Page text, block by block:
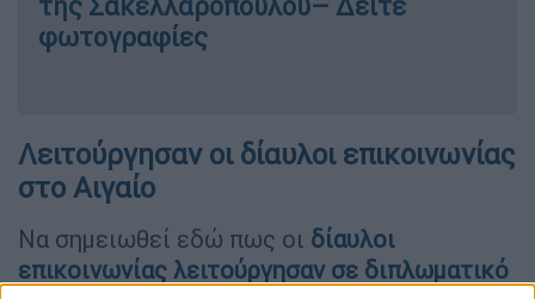
φωτογραφίες
Λειτούργησαν οι δίαυλοι επικοινωνίας
στο Αιγαίο
Να σημειωθεί εδώ πως οι δίαυλοι
επικοινωνίας λειτούργησαν σε διπλωματικό